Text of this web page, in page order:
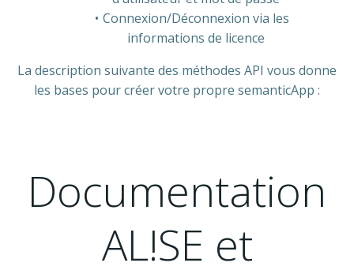
Connexion/Déconnexion via les
informations de licence
La description suivante des méthodes API vous donne
les bases pour créer votre propre semanticApp :
Documentation
AL!SE et